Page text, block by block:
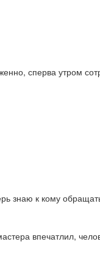
сперва утром
знаю к кому
впечатлил,